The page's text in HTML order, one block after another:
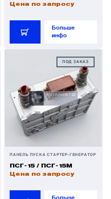
Цена по запросу
Больше
инфо
ПОД ЗАКАЗ
ПАНЕЛЬ ПУСКА СТАРТЕР-ГЕНЕРАТОР
ПСГ-15 / ПСГ-15М
Цена по запросу